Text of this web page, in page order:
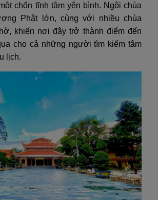
chốn tĩnh tâm yên bình. Ngôi chùa
Phật lớn, cùng với nhiều chùa
khiến nơi đây trở thành điểm đến
cho cả những người tìm kiếm tâm
lịch.